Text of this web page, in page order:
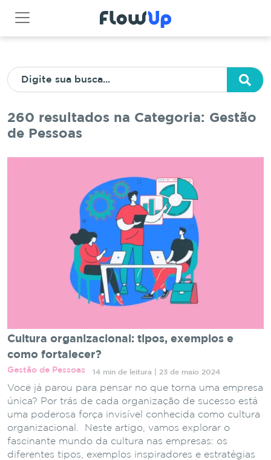
260 resultados na Categoria: Gestão
de Pessoas
Cultura organizacional: tipos, exemplos e
como fortalecer?
Gestão de Pessoas 14 min de leitura | 23 de maio 2024
Você já parou para pensar no que torna uma empresa
única? Por trás de cada organização de sucesso está
uma poderosa força invisível conhecida como cultura
organizacional. Neste artigo, vamos explorar o
fascinante mundo da cultura nas empresas: os
diferentes tipos, exemplos inspiradores e estratégias